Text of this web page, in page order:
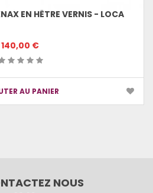
EN HÊTRE VERNIS - LOCA
140,00 €
AU PANIER
NOUS